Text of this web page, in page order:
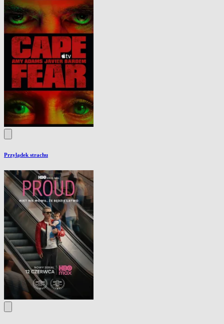
Przylądek strachu